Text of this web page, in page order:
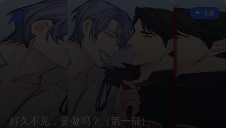
好久不见，要做吗？（第一部）
收藏